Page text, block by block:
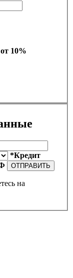
10%
*Кредит
ОТПРАВИТЬ
на